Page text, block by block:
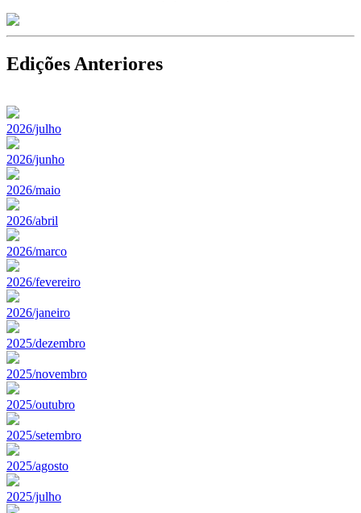
Edições Anteriores
2026/julho
2026/junho
2026/maio
2026/abril
2026/marco
2026/fevereiro
2026/janeiro
2025/dezembro
2025/novembro
2025/outubro
2025/setembro
2025/agosto
2025/julho